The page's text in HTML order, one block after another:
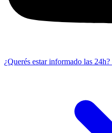
¿Querés estar informado las 24h?